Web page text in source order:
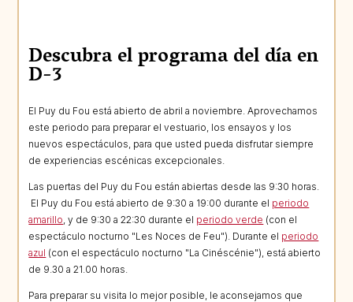
Descubra el programa del día en
D-3
El Puy du Fou está abierto de abril a noviembre. Aprovechamos
este periodo para preparar el vestuario, los ensayos y los
nuevos espectáculos, para que usted pueda disfrutar siempre
de experiencias escénicas excepcionales.
Las puertas del Puy du Fou están abiertas desde las 9:30 horas.
El Puy du Fou está abierto de 9:30 a 19:00 durante el periodo
amarillo , y de 9:30 a 22:30 durante el periodo verde (con el
espectáculo nocturno "Les Noces de Feu"). Durante el periodo
azul (con el espectáculo nocturno "La Cinéscénie"), está abierto
de 9.30 a 21.00 horas.
Para preparar su visita lo mejor posible, le aconsejamos que